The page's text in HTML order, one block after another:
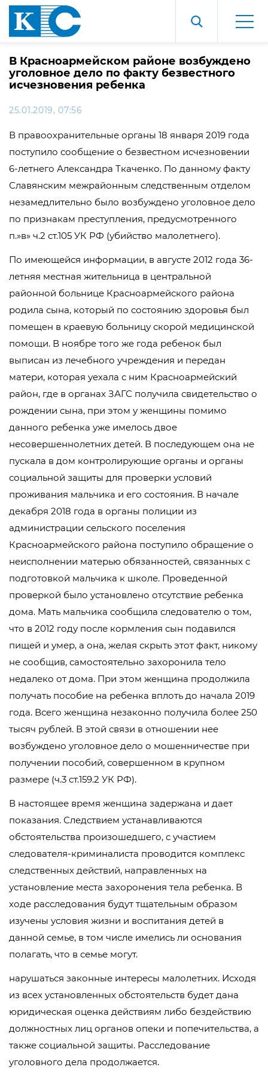
В Красноармейском районе возбуждено
уголовное дело по факту безвестного
исчезновения ребенка
25.01.2019, 07:56
В правоохранительные органы 18 января 2019 года
поступило сообщение о безвестном исчезновении
6-летнего Александра Ткаченко. По данному факту
Славянским межрайонным следственным отделом
незамедлительно было возбуждено уголовное дело
по признакам преступления, предусмотренного
п.»в» ч.2 ст.105 УК РФ (убийство малолетнего).
По имеющейся информации, в августе 2012 года 36-
летняя местная жительница в центральной
районной больнице Красноармейского района
родила сына, который по состоянию здоровья был
помещен в краевую больницу скорой медицинской
помощи. В ноябре того же года ребенок был
выписан из лечебного учреждения и передан
матери, которая уехала с ним Красноармейский
район, где в органах ЗАГС получила свидетельство о
рождении сына, при этом у женщины помимо
данного ребенка уже имелось двое
несовершеннолетних детей. В последующем она не
пускала в дом контролирующие органы и органы
социальной защиты для проверки условий
проживания мальчика и его состояния. В начале
декабря 2018 года в органы полиции из
администрации сельского поселения
Красноармейского района поступило обращение о
неисполнении матерью обязанностей, связанных с
подготовкой мальчика к школе. Проведенной
проверкой было установлено отсутствие ребенка
дома. Мать мальчика сообщила следователю о том,
что в 2012 году после кормления сын подавился
пищей и умер, а она, желая скрыть этот факт, никому
не сообщив, самостоятельно захоронила тело
недалеко от дома. При этом женщина продолжила
получать пособие на ребенка вплоть до начала 2019
года. Всего женщина незаконно получила более 250
тысяч рублей. В этой связи в отношении нее
возбуждено уголовное дело о мошенничестве при
получении пособий, совершенном в крупном
размере (ч.3 ст.159.2 УК РФ).
В настоящее время женщина задержана и дает
показания. Следствием устанавливаются
обстоятельства произошедшего, с участием
следователя-криминалиста проводится комплекс
следственных действий, направленных на
установление места захоронения тела ребенка. В
ходе расследования будут тщательным образом
изучены условия жизни и воспитания детей в
данной семье, в том числе имелись ли основания
полагать, что в семье могут.
нарушаться законные интересы малолетних. Исходя
из всех установленных обстоятельств будет дана
юридическая оценка действиям либо бездействию
должностных лиц органов опеки и попечительства, а
также социальной защиты. Расследование
уголовного дела продолжается.